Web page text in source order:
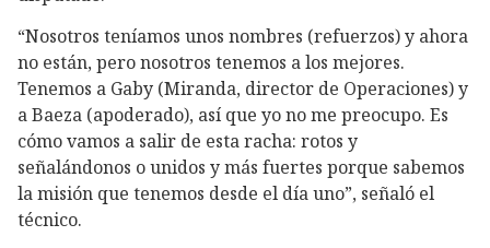
“Nosotros teníamos unos nombres (refuerzos) y ahora
no están, pero nosotros tenemos a los mejores.
Tenemos a Gaby (Miranda, director de Operaciones) y
a Baeza (apoderado), así que yo no me preocupo. Es
cómo vamos a salir de esta racha: rotos y
señalándonos o unidos y más fuertes porque sabemos
la misión que tenemos desde el día uno”, señaló el
técnico.